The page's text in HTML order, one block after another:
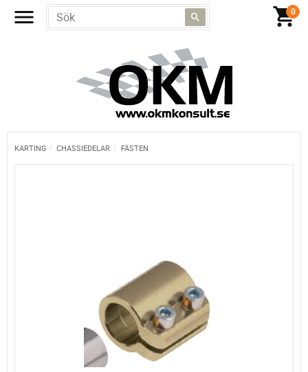
KARTING CHASSIEDELAR FÄSTEN